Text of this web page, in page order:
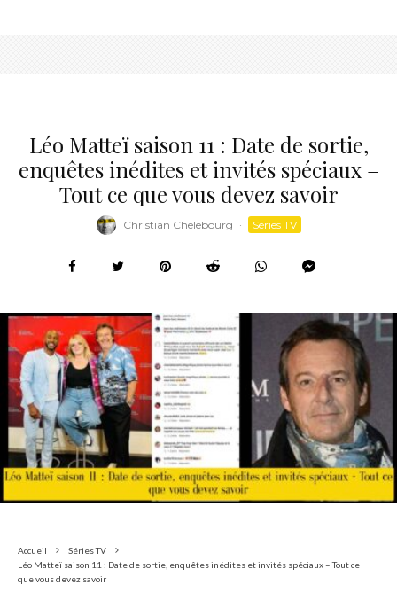
Léo Matteï saison 11 : Date de sortie,
enquêtes inédites et invités spéciaux –
Tout ce que vous devez savoir
Christian Chelebourg · Séries TV
Accueil
Séries TV
Léo Matteï saison 11 : Date de sortie, enquêtes inédites et invités spéciaux – Tout ce
que vous devez savoir